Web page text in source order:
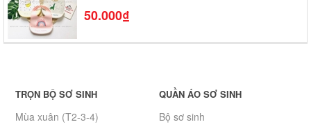
50.000₫
TRỌN BỘ SƠ SINH
Mùa xuân (T2-3-4)
QUẦN ÁO SƠ SINH
Bộ sơ sinh